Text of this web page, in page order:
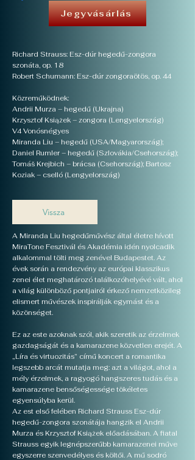
Jegyvásárlás
Richard Strauss: Esz-dúr hegedű-zongora
szonáta, op. 18
Robert Schumann: Esz-dúr zongoraötös, op. 44
Közreműködnek:
Andrii Murza – hegedű (Ukrajna)
Krzysztof Książek – zongora (Lengyelország)
V4 Vonósnégyes
Miranda Liu – hegedű (USA/Magyarország);
Daniel Rumler – hegedű (Szlovákia/Csehország);
Tomáš Krejbich – brácsa (Csehország); Bartosz
Koziak – cselló (Lengyelország)
Vissza
A Miranda Liu hegedűművész által életre hívott
MiraTone Fesztivál és Akadémia idén nyolcadik
alkalommal tölti meg zenével Budapestet. Az
évek során a rendezvény az európai klasszikus
zenei élet meghatározó találkozóhelyévé vált, ahol
a világ különböző pontjairól érkező nemzetközileg
elismert művészek inspirálják egymást és a
közönséget.
Ez az este azoknak szól, akik szeretik az érzelmek
gazdagságát és a kamarazene közvetlen erejét. A
„Líra és virtuozitás” című koncert a romantika
legszebb arcát mutatja meg: azt a világot, ahol a
mély érzelmek, a ragyogó hangszeres tudás és a
kamarazene bensőségessége tökéletes
egyensúlyba kerül.
Az est első felében Richard Strauss Esz-dúr
hegedű-zongora szonátája hangzik el Andrii
Murza és Krzysztof Książek előadásában. A fiatal
Strauss egyik legnépszerűbb kamarazenei műve
egyszerre szenvedélyes és költői. A mű sodró